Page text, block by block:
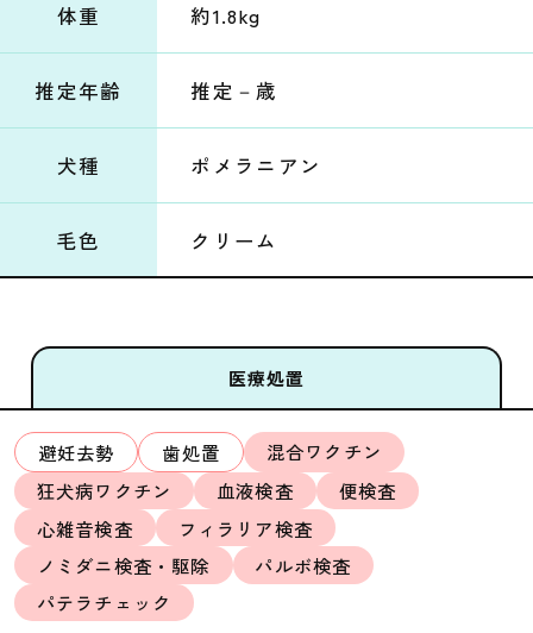
体重 約1.8kg
推定年齢 推定－歳
犬種 ポメラニアン
毛色 クリーム
医療処置
避妊去勢 歯処置
混合ワクチン
狂犬病ワクチン
血液検査
便検査
心雑音検査
フィラリア検査
ノミダニ検査・駆除
パルボ検査
パテラチェック